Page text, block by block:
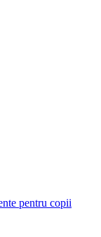
pentru copii